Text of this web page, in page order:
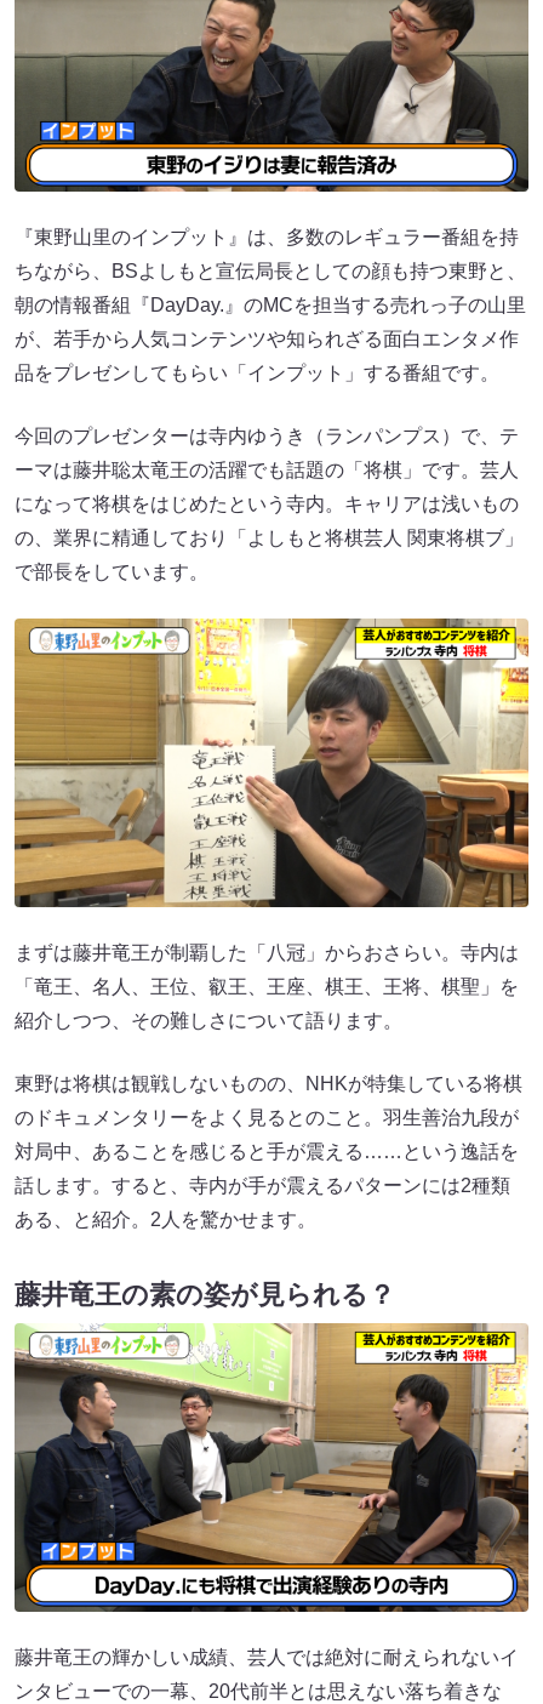
『東野山里のインプット』は、多数のレギュラー番組を持
ちながら、BSよしもと宣伝局長としての顔も持つ東野と、
朝の情報番組『DayDay.』のMCを担当する売れっ子の山里
が、若手から人気コンテンツや知られざる面白エンタメ作
品をプレゼンしてもらい「インプット」する番組です。
今回のプレゼンターは寺内ゆうき（ランパンプス）で、テ
ーマは藤井聡太竜王の活躍でも話題の「将棋」です。芸人
になって将棋をはじめたという寺内。キャリアは浅いもの
の、業界に精通しており「よしもと将棋芸人 関東将棋ブ」
で部長をしています。
まずは藤井竜王が制覇した「八冠」からおさらい。寺内は
「竜王、名人、王位、叡王、王座、棋王、王将、棋聖」を
紹介しつつ、その難しさについて語ります。
東野は将棋は観戦しないものの、NHKが特集している将棋
のドキュメンタリーをよく見るとのこと。羽生善治九段が
対局中、あることを感じると手が震える……という逸話を
話します。すると、寺内が手が震えるパターンには2種類
ある、と紹介。2人を驚かせます。
藤井竜王の素の姿が見られる？
藤井竜王の輝かしい成績、芸人では絶対に耐えられないイ
ンタビューでの一幕、20代前半とは思えない落ち着きな